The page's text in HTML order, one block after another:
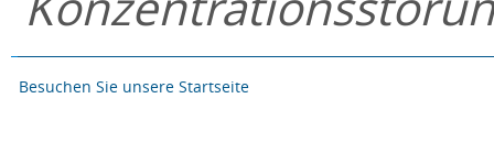
Besuchen Sie unsere Startseite